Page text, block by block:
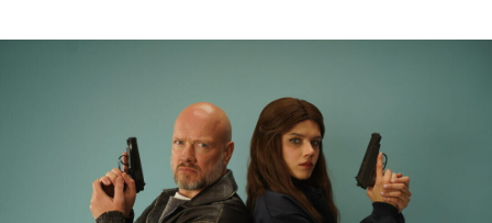
«Прошлых жизней») и их двоим детям
постепенно начинает маячить еще
более опасная аномалия. Сценарий
написал Мэттью Робинсон, автор
«Удачи, веселья, не сдохни».